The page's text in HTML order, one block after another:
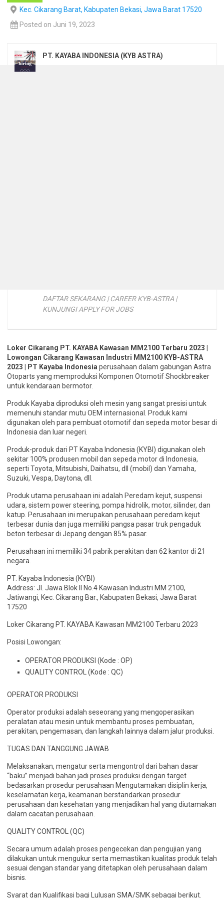
Kec. Cikarang Barat, Kabupaten Bekasi, Jawa Barat 17520
Posted on Juni 19, 2023
PT. KAYABA INDONESIA (KYB ASTRA)
DAFTAR SEKARANG | CAREER KYB-ASTRA |
KUNJUNGI APPLY FOR JOBS
Loker Cikarang PT. KAYABA Kawasan MM2100 Terbaru 2023 |
Lowongan Cikarang Kawasan Industri MM2100 KYB-ASTRA
2023 | PT Kayaba Indonesia perusahaan dalam gabungan Astra
Otoparts yang memproduksi Komponen Otomotif Shockbreaker
untuk kendaraan bermotor.
Produk Kayaba diproduksi oleh mesin yang sangat presisi untuk
memenuhi standar mutu OEM internasional. Produk kami
digunakan oleh para pembuat otomotif dan sepeda motor besar di
Indonesia dan luar negeri.
Produk-produk dari PT Kayaba Indonesia (KYBI) digunakan oleh
sekitar 100% produsen mobil dan sepeda motor di Indonesia,
seperti Toyota, Mitsubishi, Daihatsu, dll (mobil) dan Yamaha,
Suzuki, Vespa, Daytona, dll.
Produk utama perusahaan ini adalah Peredam kejut, suspensi
udara, sistem power steering, pompa hidrolik, motor, silinder, dan
katup. Perusahaan ini merupakan perusahaan peredam kejut
terbesar dunia dan juga memiliki pangsa pasar truk pengaduk
beton terbesar di Jepang dengan 85% pasar.
Perusahaan ini memiliki 34 pabrik perakitan dan 62 kantor di 21
negara.
PT. Kayaba Indonesia (KYBI)
Address: Jl. Jawa Blok II No.4 Kawasan Industri MM 2100,
Jatiwangi, Kec. Cikarang Bar., Kabupaten Bekasi, Jawa Barat
17520
Loker Cikarang PT. KAYABA Kawasan MM2100 Terbaru 2023
Posisi Lowongan:
OPERATOR PRODUKSI (Kode : OP)
QUALITY CONTROL (Kode : QC)
OPERATOR PRODUKSI
Operator produksi adalah seseorang yang mengoperasikan
peralatan atau mesin untuk membantu proses pembuatan,
perakitan, pengemasan, dan langkah lainnya dalam jalur produksi.
TUGAS DAN TANGGUNG JAWAB
Melaksanakan, mengatur serta mengontrol dari bahan dasar
“baku” menjadi bahan jadi proses produksi dengan target
bedasarkan prosedur perusahaan Mengutamakan disiplin kerja,
keselamatan kerja, keamanan berstandarkan prosedur
perusahaan dan kesehatan yang menjadikan hal yang diutamakan
dalam cacatan perusahaan.
QUALITY CONTROL (QC)
Secara umum adalah proses pengecekan dan pengujian yang
dilakukan untuk mengukur serta memastikan kualitas produk telah
sesuai dengan standar yang ditetapkan oleh perusahaan dalam
bisnis.
Syarat dan Kualifikasi bagi Lulusan SMA/SMK sebagai berikut.